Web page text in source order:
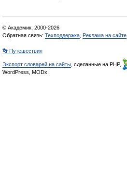
© Академик, 2000-2026
Обратная связь: Техподдержка Реклама на сайте
👣 Путешествия
Экспорт словарей на сайты , сделанные на PHP,
WordPress, MODx.